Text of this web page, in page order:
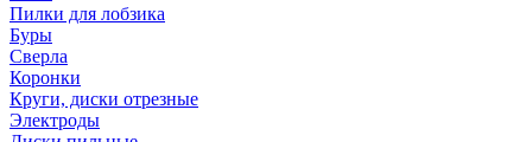
Пилки для лобзика
Буры
Сверла
Коронки
Круги, диски отрезные
Электроды